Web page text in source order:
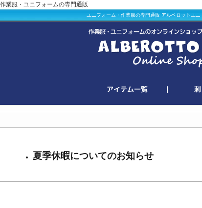
作業服・ユニフォームの専門通販
ユニフォーム・作業服の専門通販 アルベロットユニ
夏季休暇についてのお知らせ